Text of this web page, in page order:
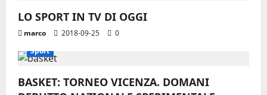
LO SPORT IN TV DI OGGI
marco 2018-09-25
0
Sport
BASKET: TORNEO VICENZA. DOMANI